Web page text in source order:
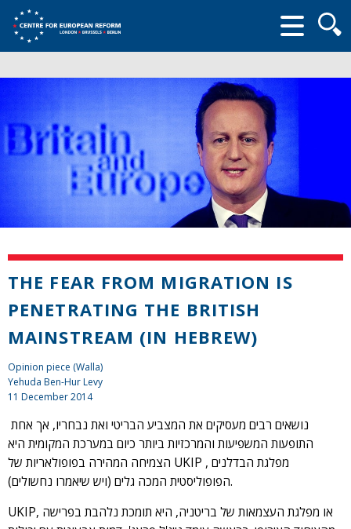
form
THE FEAR FROM MIGRATION IS
PENETRATING THE BRITISH
MAINSTREAM (IN HEBREW)
Opinion piece (Walla)
Yehuda Ben-Hur Levy
11 December 2014
התופעות המשפיעות והמרכזיות ביותר כיום במערכת המקומית היא
הצמיחה המהירה בפופולאריות של UKIP , מפלגת הבדלנים
הפופוליסטית המכה גלים (ויש שיאמרו נחשולים).
UKIP, או מפלגת העצמאות של בריטניה, היא תומכת נלהבת בפרישה